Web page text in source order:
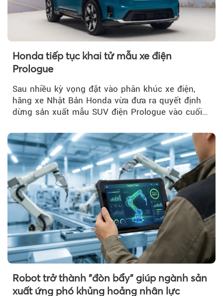
Honda tiếp tục khai tử mẫu xe điện
Prologue
Sau nhiều kỳ vọng đặt vào phân khúc xe điện,
hãng xe Nhật Bản Honda vừa đưa ra quyết định
dừng sản xuất mẫu SUV điện Prologue vào cuối
Robot trở thành "đòn bẩy" giúp ngành sản
xuất ứng phó khủng hoảng nhân lực